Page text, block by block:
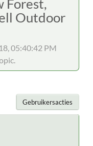
Forest,
Outdoor
05:40:42 PM
Gebruikersacties